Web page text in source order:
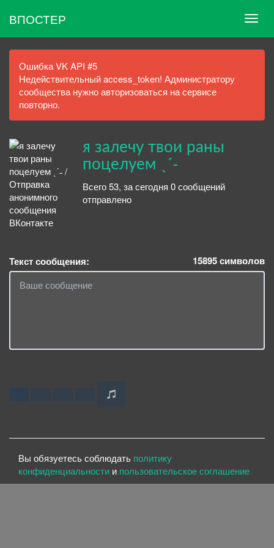
ВПОСТЕР
Ошибка VK API #5
Недействительный access_token! Администратору
сообщества нужно авторизоваться на сервисе
повторно.
я залечу твои раны
поцелуем ˎˊ˗
Всего 53, за сегодня 0 сообщений
отправлено
Текст сообщения: 15895символов
Вы обязуетесь соблюдать политику
конфиденциальности и пользовательское соглашение